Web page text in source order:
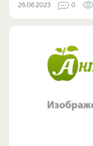
26.06.2023 0